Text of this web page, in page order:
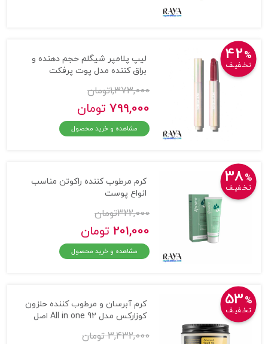
42%
تخـفیـف
لیپ پلامپر شیگلم حجم دهنده و
براق کننده مدل پوت پرفکت
1,373,000تومان
799,000 تومان
مشاهده و خرید محصول
38%
تخـفیـف
کرم مرطوب کننده راکوتن مناسب
انواع پوست
322,000تومان
201,000 تومان
مشاهده و خرید محصول
53%
تخـفیـف
کرم آبرسان و مرطوب کننده حلزون
کوزارکس مدل 92 All in one اصل
3,432,000 تومان